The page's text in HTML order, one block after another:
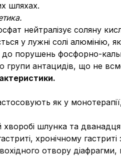
шляхах.
нейтралізує соляну
у лужні солі алюмінію,
порушень фосфорно-
групи антацидів, що не
як у
хворобі шлунка та
хронічному
отвору